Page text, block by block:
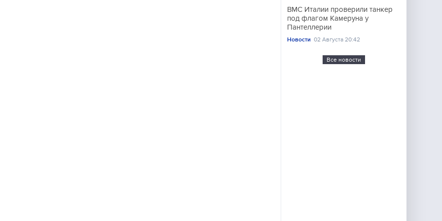
ВМС Италии проверили танкер
под флагом Камеруна у
Пантеллерии
Новости 02 Августа 20:42
Все новости